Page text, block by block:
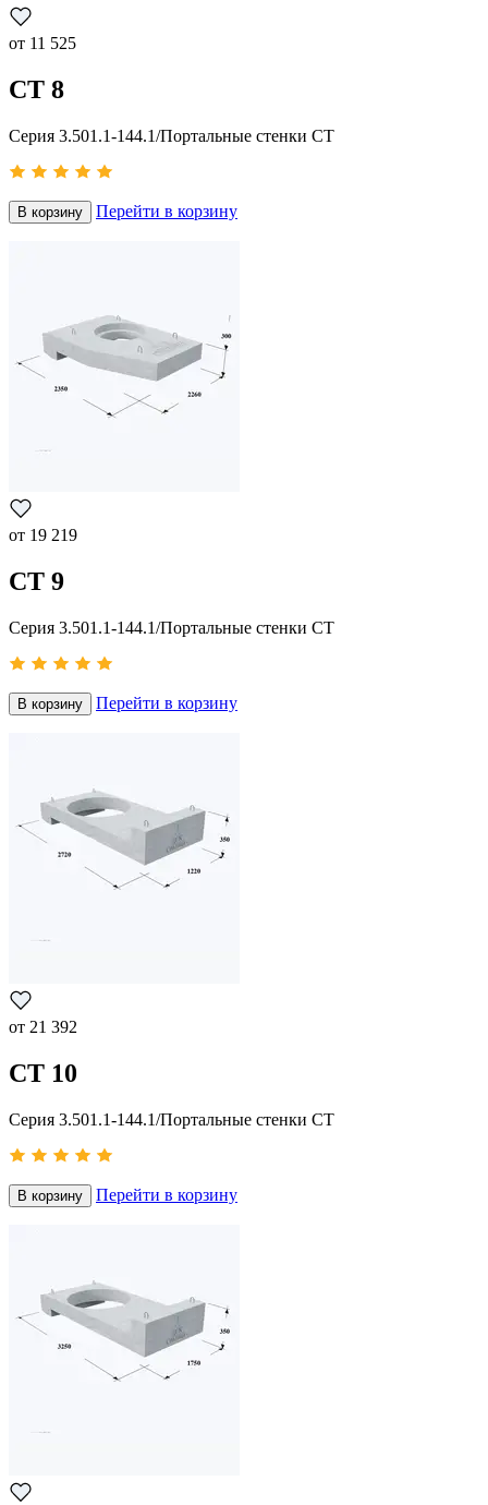
от 11 525
СТ 8
Серия 3.501.1-144.1/Портальные стенки СТ
В корзину Перейти в корзину
от 19 219
СТ 9
Серия 3.501.1-144.1/Портальные стенки СТ
В корзину Перейти в корзину
от 21 392
СТ 10
Серия 3.501.1-144.1/Портальные стенки СТ
В корзину Перейти в корзину